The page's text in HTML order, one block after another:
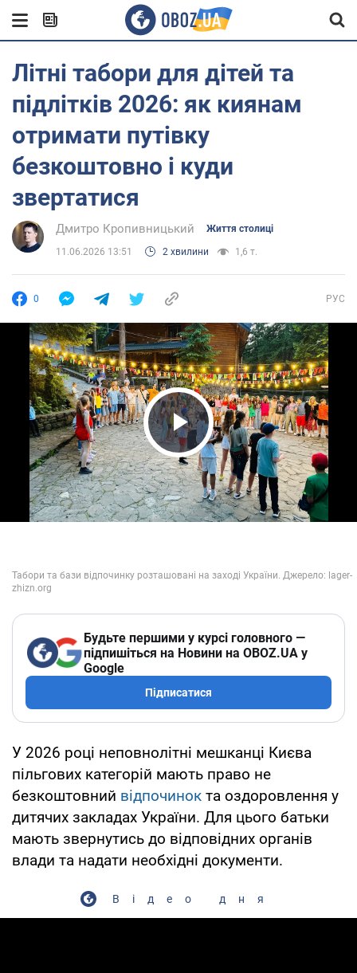
Літні табори для дітей та
підлітків 2026: як киянам
отримати путівку
безкоштовно і куди
звертатися
Дмитро Кропивницький Життя столиці
11.06.2026 13:51 2 хвилини 1,6 т.
0 РУС
Play Video
Будьте першими у курсі головного —
підпишіться на Новини на OBOZ.UA у
Google
Підписатися
У 2026 році неповнолітні мешканці Києва
пільгових категорій мають право не
безкоштовний відпочинок та оздоровлення у
дитячих закладах України. Для цього батьки
мають звернутись до відповідних органів
влади та надати необхідні документи.
Відео дня